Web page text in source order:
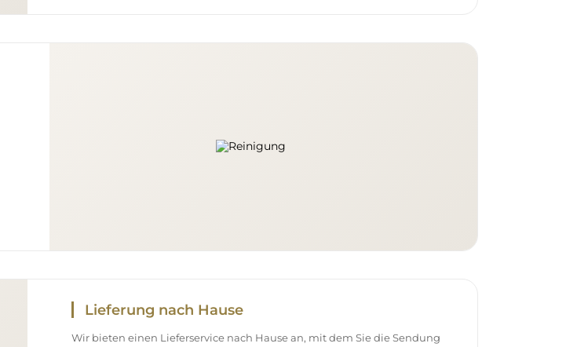
Lieferung nach Hause
Wir bieten einen Lieferservice nach Hause an, mit dem Sie die Sendung